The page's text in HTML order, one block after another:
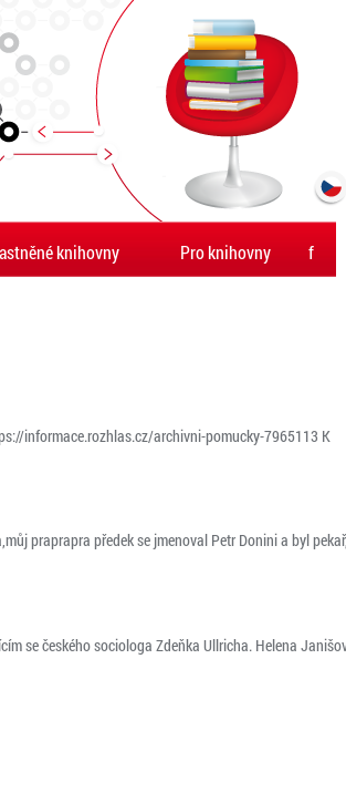
knihovny Pro knihovny f
informace.rozhlas.cz/archivni-pomucky-7965113 K
praprapra předek se jmenoval Petr Donini a byl
se českého sociologa Zdeňka Ullricha. Helena